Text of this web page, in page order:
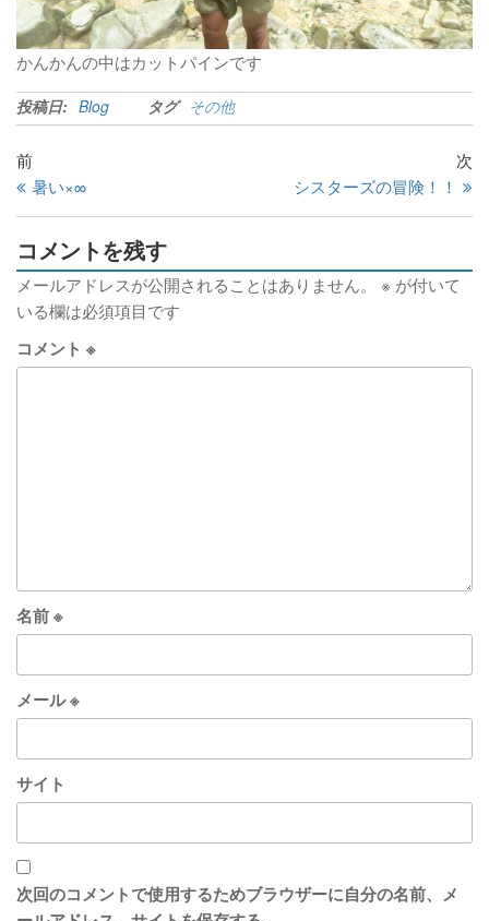
かんかんの中はカットパインです
投稿日: Blog タグ その他
前
暑い×∞
次
シスターズの冒険！！
コメントを残す
メールアドレスが公開されることはありません。 ※ が付いて
いる欄は必須項目です
コメント ※
名前※
メール※
サイト
次回のコメントで使用するためブラウザーに自分の名前、メ